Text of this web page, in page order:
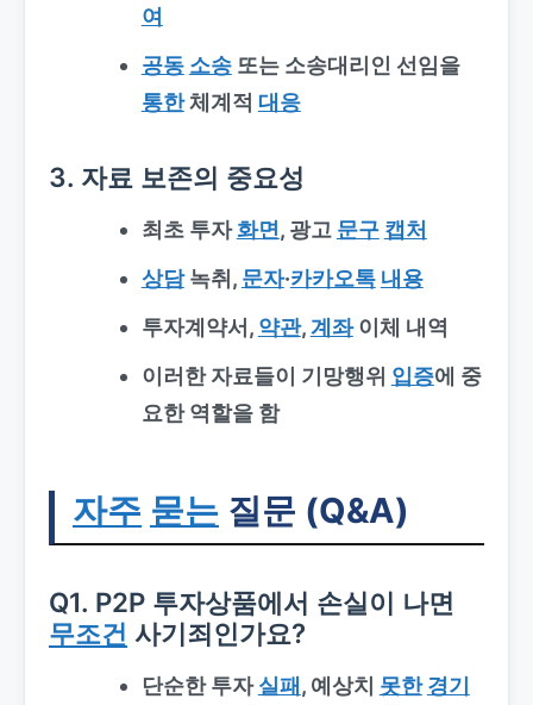
여
공동 소송또는 소송대리인 선임을
통한체계적 대응
3. 자료 보존의 중요성
최초 투자화면 , 광고 문구 캡처
상담녹취, 문자·카카오톡 내용
투자계약서, 약관,계좌이체 내역
이러한 자료들이 기망행위 입증에 중
요한 역할을 함
자주 묻는 질문 (Q&A)
Q1. P2P 투자상품에서 손실이 나면
무조건 사기죄인가요?
단순한 투자실패 , 예상치 못한 경기